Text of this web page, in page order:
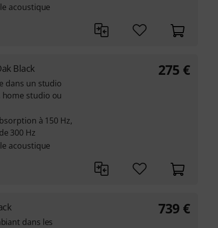
acoustique
Black
dans un studio
studio ou
à 150 Hz,
300 Hz
acoustique
275 €
dans les
739 €